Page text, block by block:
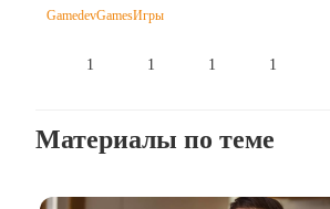
GamedevGamesИгры
1 1 1 1
Материалы по теме